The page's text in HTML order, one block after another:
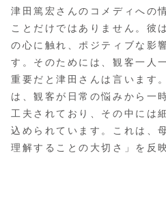
津田篤宏さんのコメディへの
ことだけではありません。彼
の心に触れ、ポジティブな影
す。そのためには、観客一人
重要だと津田さんは言います
は、観客が日常の悩みから一
工夫されており、その中には
込められています。これは、
理解することの大切さ」を反